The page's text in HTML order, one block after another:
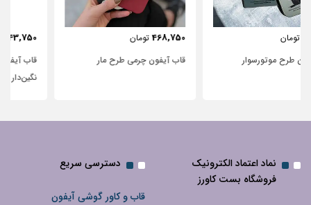
قاب آیفون چرمی طرح مار
443,750
قاب آیفون شفاف با پاپیون سفید و
نماد اعتماد الکترونیک
فروشگاه بست کاورز
دسترسی سریع
قاب و کاور گوشی آیفون